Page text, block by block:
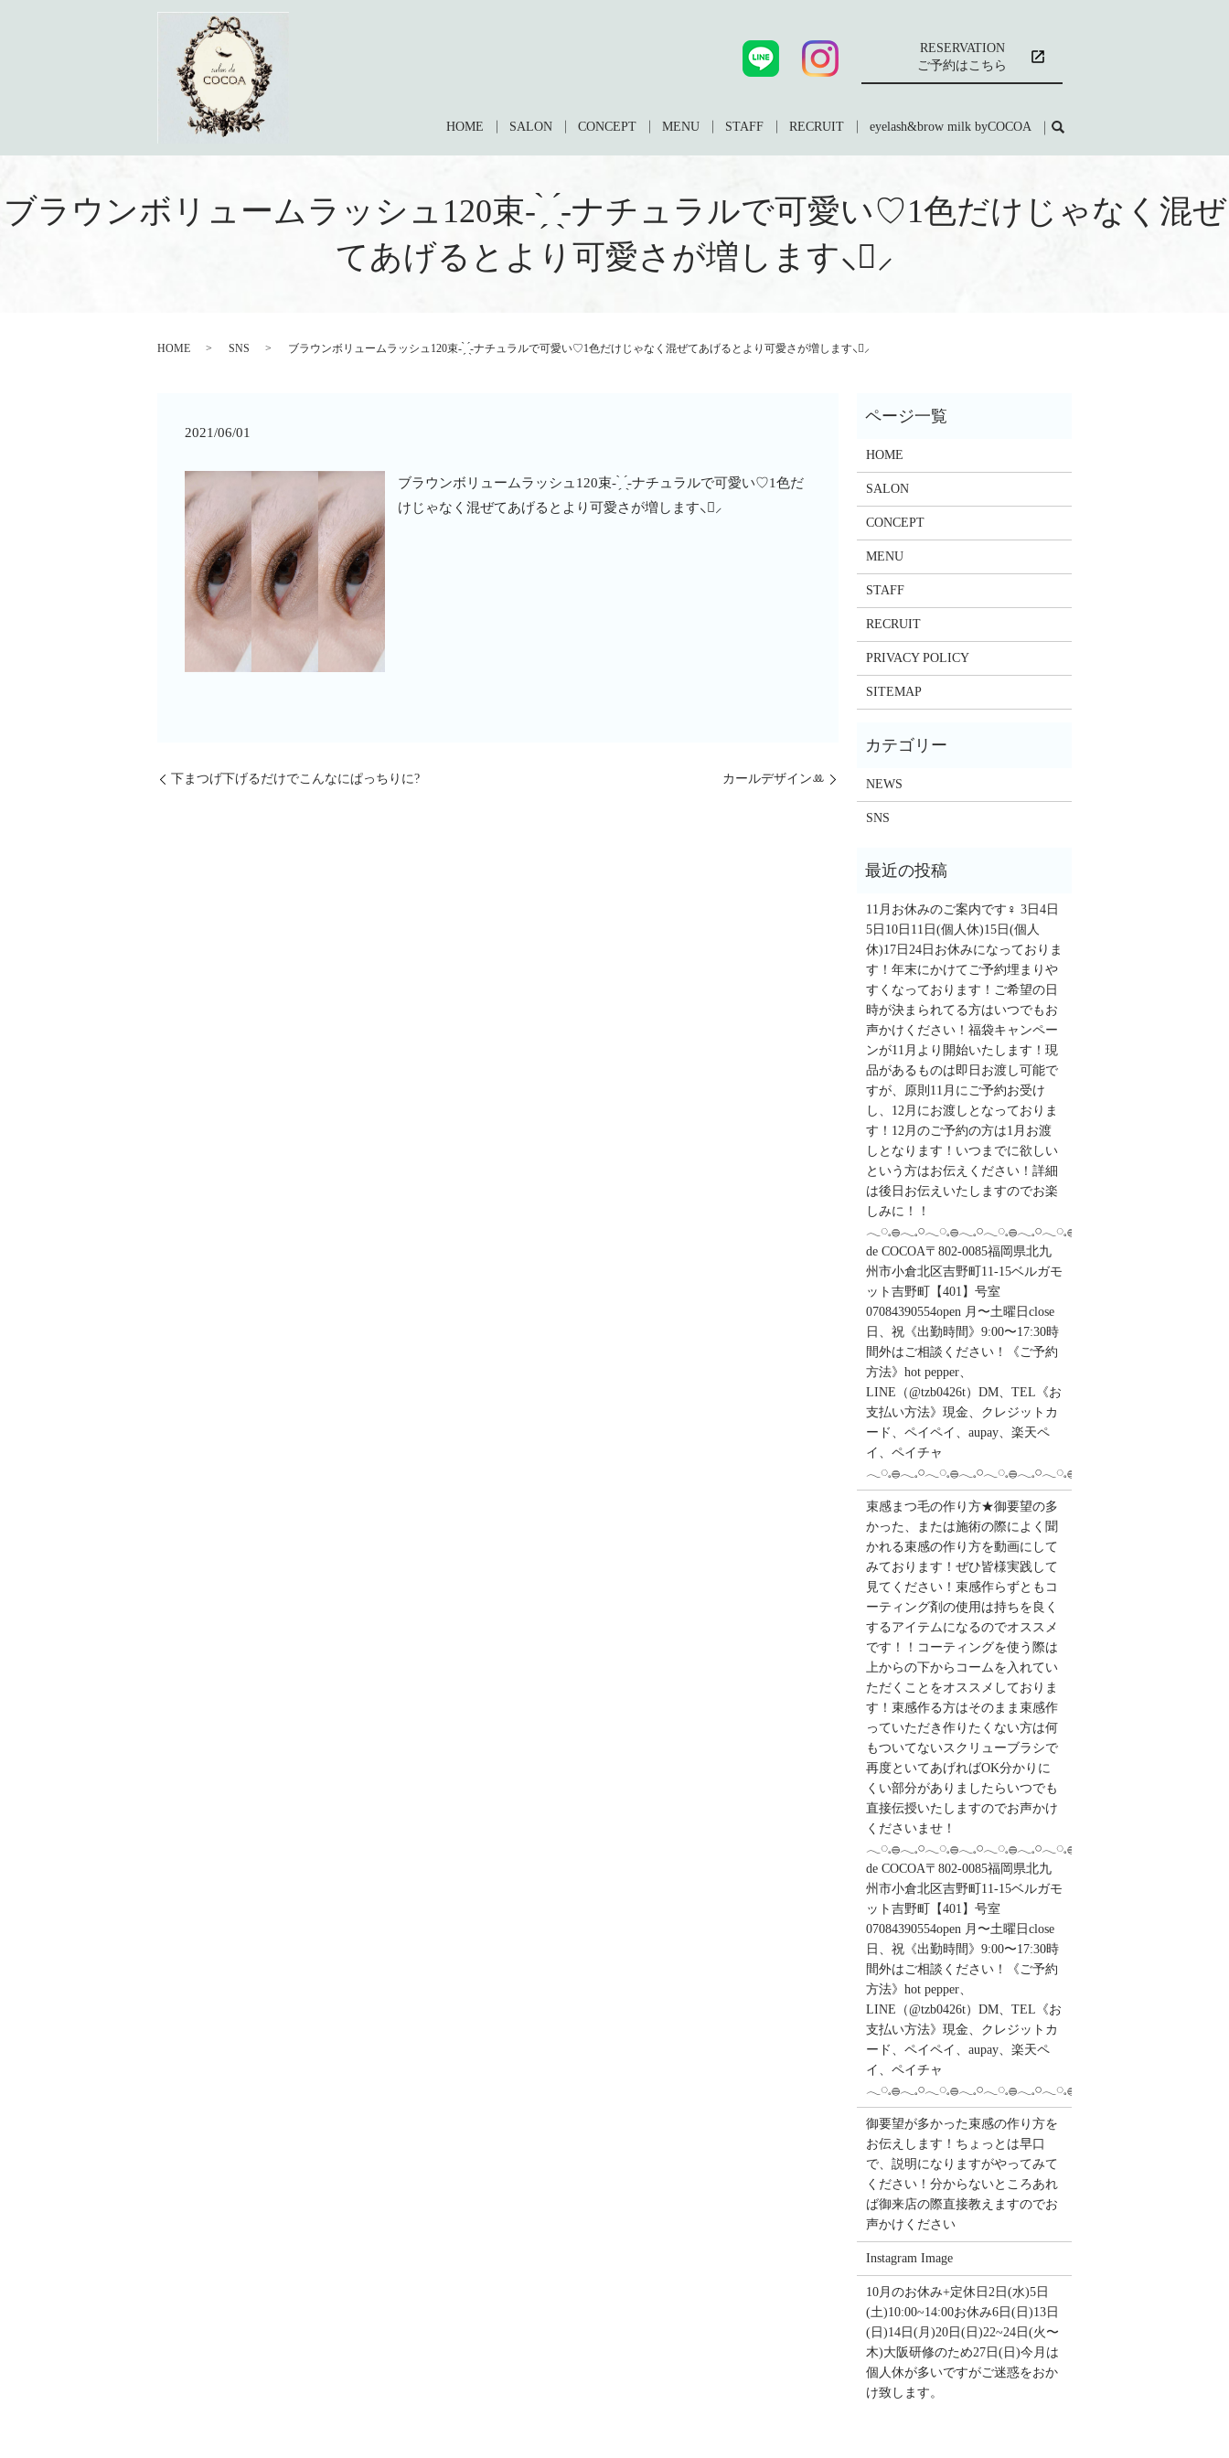
RESERVATION
ご予約はこちら
HOME SALON CONCEPT MENU STAFF RECRUIT eyelash&brow milk byCOCOA
ブラウンボリュームラッシュ120束- ̗̀ ︎ ̖́-ナチュラルで可愛い♡1色だけじゃなく混ぜ
てあげるとより可愛さが増します⸜⃜⸝
HOME SNS ブラウンボリュームラッシュ120束- ̗̀ ︎ ̖́-ナチュラルで可愛い♡1色だけじゃなく混ぜてあげるとより可愛さが増します⸜⃜⸝
2021/06/01
ブラウンボリュームラッシュ120束- ̗̀ ︎ ̖́-ナチュラルで可愛い♡1色だ
けじゃなく混ぜてあげるとより可愛さが増します⸜⃜⸝
下まつげ下げるだけでこんなにぱっちりに? カールデザインꔛ
HOME
SALON
CONCEPT
MENU
STAFF
RECRUIT
PRIVACY POLICY
SITEMAP
NEWS
SNS
11月お休みのご案内です‍♀️ 3日4日
5日10日11日(個人休)15日(個人
休)17日24日お休みになっておりま
す！年末にかけてご予約埋まりや
すくなっております！ご希望の日
時が決まられてる方はいつでもお
声かけください！福袋キャンペー
ンが11月より開始いたします！現
品があるものは即日お渡し可能で
すが、原則11月にご予約お受け
し、12月にお渡しとなっておりま
す！12月のご予約の方は1月お渡
しとなります！いつまでに欲しい
という方はお伝えください！詳細
は後日お伝えいたしますのでお楽
しみに！！
𓂃◌𓈒𓐍𓂃𓈒𓏸𓂃◌𓈒𓐍𓂃𓈒𓏸𓂃◌𓈒𓐍𓂃𓈒𓏸𓂃◌𓈒𓐍salon
de COCOA〒802-0085福岡県北九
州市小倉北区吉野町11-15ベルガモ
ット吉野町【401】号室︎
07084390554open 月〜土曜日close
日、祝《出勤時間》9:00〜17:30時
間外はご相談ください！《ご予約
方法》hot pepper、
LINE（@tzb0426t）DM、TEL《お
支払い方法》現金、クレジットカ
ード、ペイペイ、aupay、楽天ペ
イ、ペイチャ
𓂃◌𓈒𓐍𓂃𓈒𓏸𓂃◌𓈒𓐍𓂃𓈒𓏸𓂃◌𓈒𓐍𓂃𓈒𓏸𓂃◌𓈒𓐍
束感まつ毛の作り方★御要望の多
かった、または施術の際によく聞
かれる束感の作り方を動画にして
みております！ぜひ皆様実践して
見てください！束感作らずともコ
ーティング剤の使用は持ちを良く
するアイテムになるのでオススメ
です！！コーティングを使う際は
上からの下からコームを入れてい
ただくことをオススメしておりま
す！束感作る方はそのまま束感作
っていただき作りたくない方は何
もついてないスクリューブラシで
再度といてあげればOK分かりに
くい部分がありましたらいつでも
直接伝授いたしますのでお声かけ
くださいませ！
𓂃◌𓈒𓐍𓂃𓈒𓏸𓂃◌𓈒𓐍𓂃𓈒𓏸𓂃◌𓈒𓐍𓂃𓈒𓏸𓂃◌𓈒𓐍salon
de COCOA〒802-0085福岡県北九
州市小倉北区吉野町11-15ベルガモ
ット吉野町【401】号室︎
07084390554open 月〜土曜日close
日、祝《出勤時間》9:00〜17:30時
間外はご相談ください！《ご予約
方法》hot pepper、
LINE（@tzb0426t）DM、TEL《お
支払い方法》現金、クレジットカ
ード、ペイペイ、aupay、楽天ペ
イ、ペイチャ
𓂃◌𓈒𓐍𓂃𓈒𓏸𓂃◌𓈒𓐍𓂃𓈒𓏸𓂃◌𓈒𓐍𓂃𓈒𓏸𓂃◌𓈒𓐍
御要望が多かった束感の作り方を
お伝えします！ちょっとは早口
で、説明になりますがやってみて
ください！分からないところあれ
ば御来店の際直接教えますのでお
声かけください
Instagram Image
10月のお休み+定休日2日(水)5日
(土)10:00~14:00お休み6日(日)13日
(日)14日(月)20日(日)22~24日(火〜
木)大阪研修のため27日(日)今月は
個人休が多いですがご迷惑をおか
け致します。